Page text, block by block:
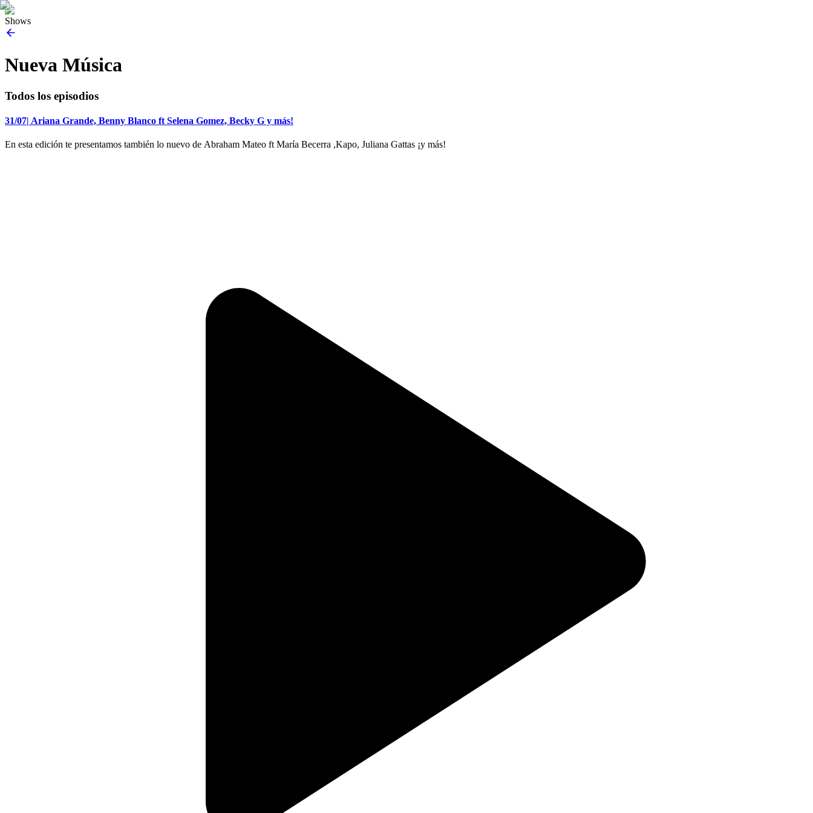
Shows
Nueva Música
Todos los episodios
31/07| Ariana Grande, Benny Blanco ft Selena Gomez, Becky G y más!
En esta edición te presentamos también lo nuevo de Abraham Mateo ft María Becerra ,Kapo, Juliana Gattas ¡y más!